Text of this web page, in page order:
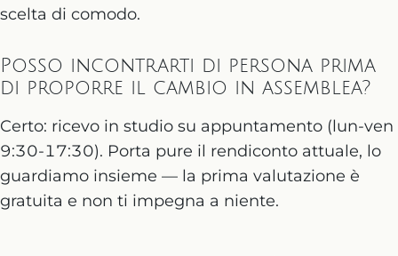
scelta di comodo.
Posso incontrarti di persona prima
di proporre il cambio in assemblea?
Certo: ricevo in studio su appuntamento (lun-ven
9:30-17:30). Porta pure il rendiconto attuale, lo
guardiamo insieme — la prima valutazione è
gratuita e non ti impegna a niente.